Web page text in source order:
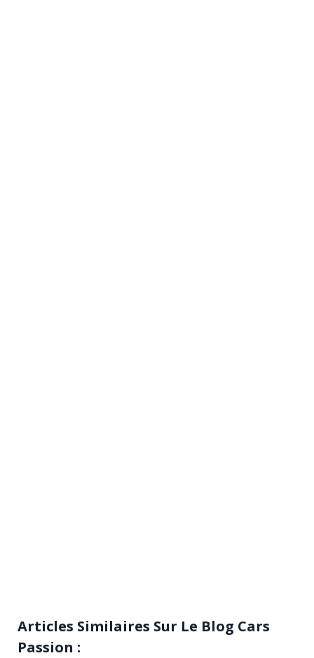
Articles Similaires Sur Le Blog Cars
Passion :